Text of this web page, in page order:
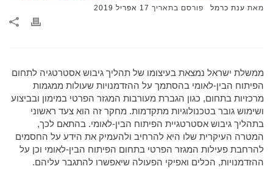
מאת ענת כרמל פורסם בתאריך 17 אפריל 2019
ממשלת ישראל נמצאת בעיצומו של תהליך גיבוש אסטרטגיה לתחום
הפיתוח הבין-לאומי בהסתמך על ההזדמנויות שעולות ממגמות
מרכזיות בתחום, כגון הגברת מעורבות המגזר הפרטי במימון ובביצוע
ושימוש גובר בטכנולוגיות מתקדמות. מחקר זה הוא צעד ראשוני
בתהליך גיבוש אסטרטגיית הפיתוח הבין-לאומי. בהתאם לכך,
המטרה העיקרית שלו היא להרחיב ולהעמיק את הידע על החסמים
להרחבת פעילות המגזר הפרטי בתחום הפיתוח הבין-לאומי וכן על
ההזדמנויות, הכלים ואפיקי הפעולה שיאפשרו להתגבר עליהם.